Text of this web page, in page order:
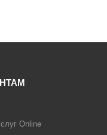
Online